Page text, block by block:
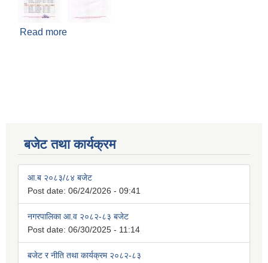
Read more
बजेट तथा कार्यक्रम
आ.ब २०८३/८४ बजेट
Post date: 06/24/2026 - 09:41
नगरपालिका आ.व २०८२-८३ बजेट
Post date: 06/30/2025 - 11:14
बजेट र नीति तथा कार्यक्रम २०८२-८३